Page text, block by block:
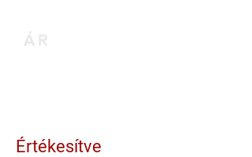
ÁR
Értékesítve